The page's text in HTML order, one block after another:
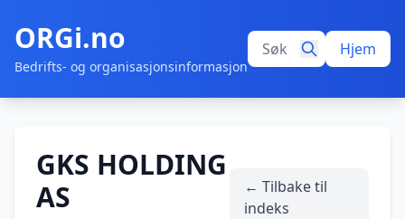
ORGi.no
Bedrifts- og organisasjonsinformasjon
Hjem
GKS HOLDING
AS
← Tilbake til
indeks